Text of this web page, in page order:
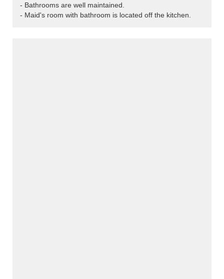
- Bathrooms are well maintained.
- Maid's room with bathroom is located off the kitchen.